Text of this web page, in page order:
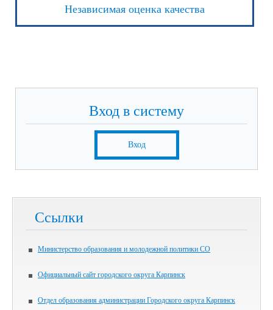
Независимая оценка качества
Вход в систему
Вход
Ссылки
Министерство образования и молодежной политики СО
Официальный сайт городского округа Карпинск
Отдел образования администрации Городского округа Карпинск